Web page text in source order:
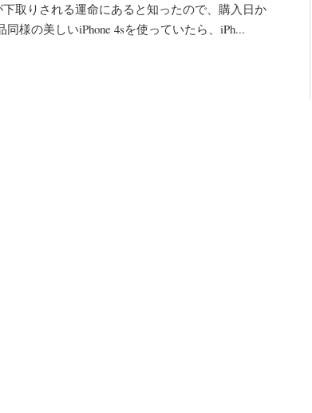
下取りされる運命にあると知ったので、購入日か
様の美しいiPhone 4sを使っていたら、iPh...